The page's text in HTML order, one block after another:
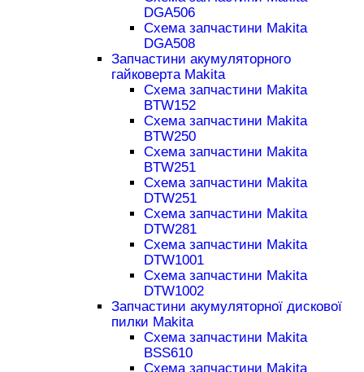
DGA506
Схема запчастини Makita
DGA508
Запчастини акумуляторного
гайковерта Makita
Схема запчастини Makita
BTW152
Схема запчастини Makita
BTW250
Схема запчастини Makita
BTW251
Схема запчастини Makita
DTW251
Схема запчастини Makita
DTW281
Схема запчастини Makita
DTW1001
Схема запчастини Makita
DTW1002
Запчастини акумуляторної дискової
пилки Makita
Схема запчастини Makita
BSS610
Схема запчастини Makita